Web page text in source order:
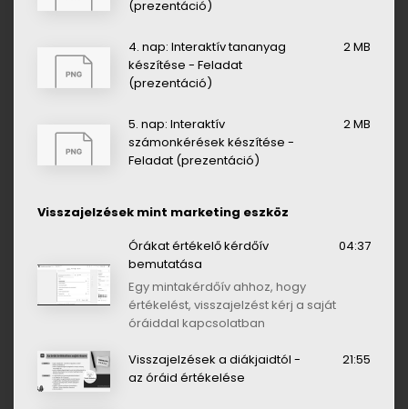
(prezentáció)
4. nap: Interaktív tananyag
készítése - Feladat
(prezentáció)
2 MB
5. nap: Interaktív
számonkérések készítése -
Feladat (prezentáció)
2 MB
Visszajelzések mint marketing eszköz
Órákat értékelő kérdőív
bemutatása
04:37
Egy mintakérdőív ahhoz, hogy
értékelést, visszajelzést kérj a saját
óráiddal kapcsolatban
Visszajelzések a diákjaidtól -
az óráid értékelése
21:55